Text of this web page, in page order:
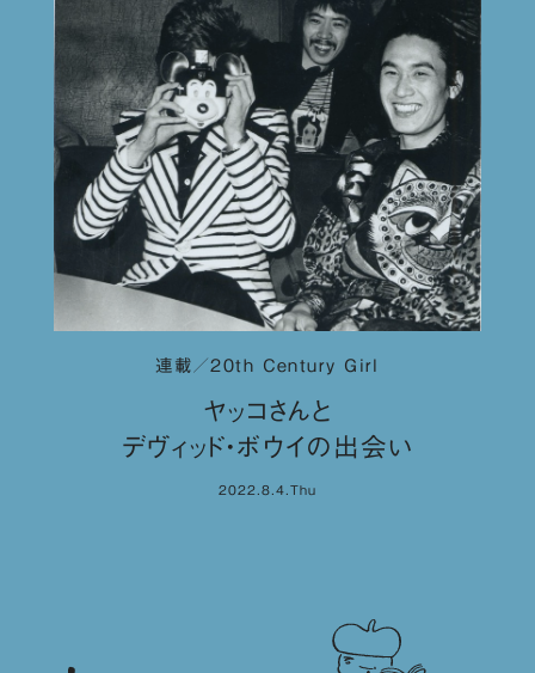
連載／20th Century Girl
ヤッコさんと
デヴィッド・ボウイの出会い
2022.8.4.Thu